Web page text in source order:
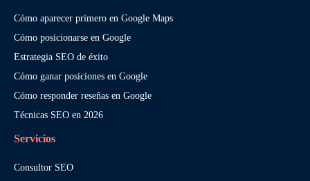
Cómo aparecer primero en Google Maps
Cómo posicionarse en Google
Estrategia SEO de éxito
Cómo ganar posiciones en Google
Cómo responder reseñas en Google
Técnicas SEO en 2026
Servicios
Consultor SEO